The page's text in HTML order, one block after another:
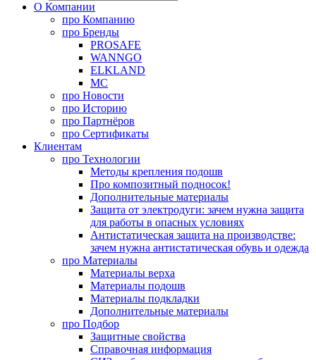
О Компании
про Компанию
про Бренды
PROSAFE
WANNGO
ELKLAND
MC
про Новости
про Историю
про Партнёров
про Сертификаты
Клиентам
про Технологии
Методы крепления подошв
Про композитный подносок!
Дополнительные материалы
Защита от электродуги: зачем нужна защита
для работы в опасных условиях
Антистатическая защита на производстве:
зачем нужна антистатическая обувь и одежда
про Материалы
Материалы верха
Материалы подошв
Материалы подкладки
Дополнительные материалы
про Подбор
Защитные свойства
Справочная информация